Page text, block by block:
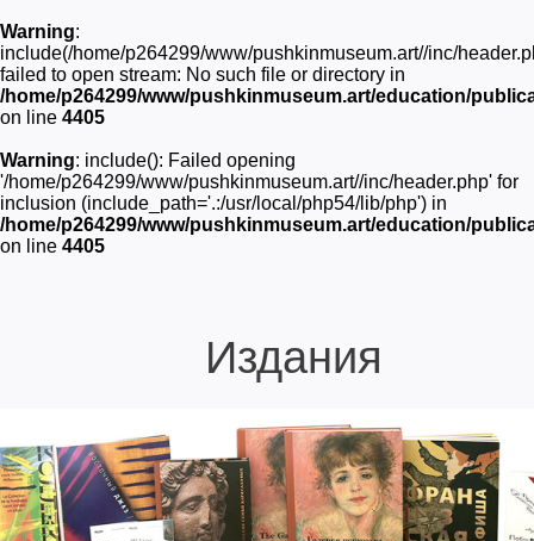
Warning:
include(/home/p264299/www/pushkinmuseum.art//inc/
failed to open stream: No such file or directory in
/home/p264299/www/pushkinmuseum.art/education/
on line 4405
Warning: include(): Failed opening
'/home/p264299/www/pushkinmuseum.art//inc/header.php' for
inclusion (include_path='.:/usr/local/php54/lib/php') in
/home/p264299/www/pushkinmuseum.art/education/
on line 4405
Издания